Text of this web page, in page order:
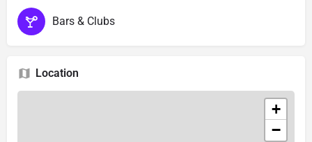
Bars & Clubs
Location
+
−